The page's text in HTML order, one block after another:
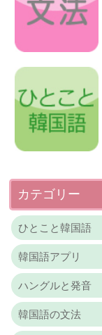
カテゴリー
ひとこと韓国語
韓国語アプリ
ハングルと発音
韓国語の文法